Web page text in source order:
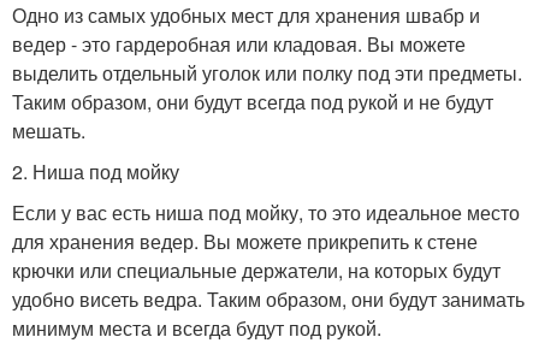
Одно из самых удобных мест для хранения швабр и
ведер - это гардеробная или кладовая. Вы можете
выделить отдельный уголок или полку под эти предметы.
Таким образом, они будут всегда под рукой и не будут
мешать.
2. Ниша под мойку
Если у вас есть ниша под мойку, то это идеальное место
для хранения ведер. Вы можете прикрепить к стене
крючки или специальные держатели, на которых будут
удобно висеть ведра. Таким образом, они будут занимать
минимум места и всегда будут под рукой.